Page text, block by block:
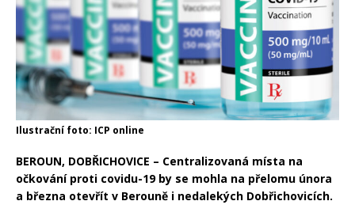
Ilustrační foto: ICP online
BEROUN, DOBŘICHOVICE – Centralizovaná místa na
očkování proti covidu-19 by se mohla na přelomu února
a března otevřít v Berouně i nedalekých Dobřichovicích.